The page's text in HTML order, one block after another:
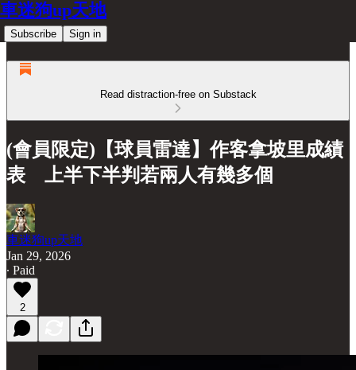
車迷狗up天地
Subscribe Sign in
Read distraction-free on Substack
(會員限定)【球員雷達】作客拿坡里成績
表 上半下半判若兩人有幾多個
車迷狗up天地
Jan 29, 2026
∙ Paid
2